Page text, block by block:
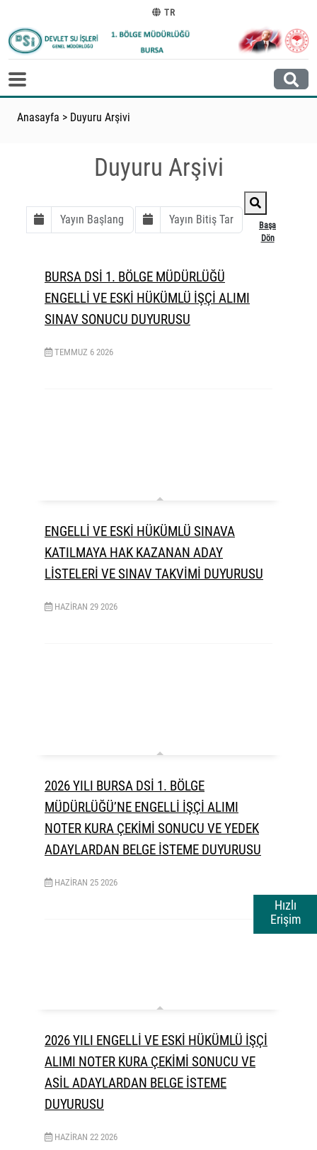
Hızlı
Erişim
TR
Anasayfa > Duyuru Arşivi
Duyuru Arşivi
Başa
Dön
BURSA DSİ 1. BÖLGE MÜDÜRLÜĞÜ
ENGELLİ VE ESKİ HÜKÜMLÜ İŞÇİ ALIMI
SINAV SONUCU DUYURUSU
TEMMUZ 6 2026
ENGELLİ VE ESKİ HÜKÜMLÜ SINAVA
KATILMAYA HAK KAZANAN ADAY
LİSTELERİ VE SINAV TAKVİMİ DUYURUSU
HAZIRAN 29 2026
2026 YILI BURSA DSİ 1. BÖLGE
MÜDÜRLÜĞÜ’NE ENGELLİ İŞÇİ ALIMI
NOTER KURA ÇEKİMİ SONUCU VE YEDEK
ADAYLARDAN BELGE İSTEME DUYURUSU
HAZIRAN 25 2026
2026 YILI ENGELLİ VE ESKİ HÜKÜMLÜ İŞÇİ
ALIMI NOTER KURA ÇEKİMİ SONUCU VE
ASİL ADAYLARDAN BELGE İSTEME
DUYURUSU
HAZIRAN 22 2026